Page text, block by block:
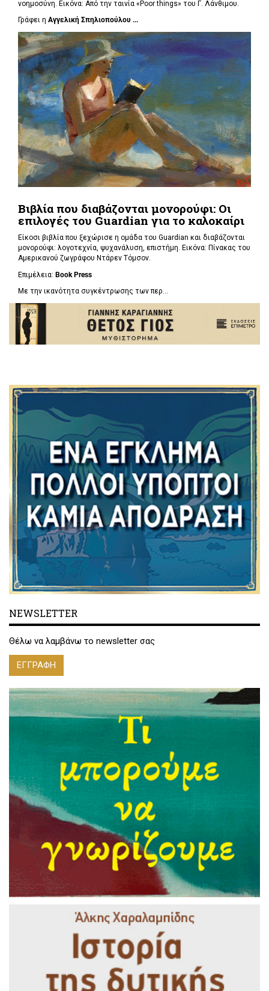
νοημοσύνη. Εικόνα: Από την ταινία «Poor things» του Γ. Λάνθιμου.
Γράφει η Αγγελική Σπηλιοπούλου ...
Βιβλία που διαβάζονται μονορούφι: Οι
επιλογές του Guardian για το καλοκαίρι
Είκοσι βιβλία που ξεχώρισε η ομάδα του Guardian και διαβάζονται
μονορούφι: λογοτεχνία, ψυχανάλυση, επιστήμη. Εικόνα: Πίνακας του
Αμερικανού ζωγράφου Ντάρεν Τόμσον.
Επιμέλεια: Book Press
Με την ικανότητα συγκέντρωσης των περ...
NEWSLETTER
Θέλω να λαμβάνω το newsletter σας
ΕΓΓΡΑΦΗ